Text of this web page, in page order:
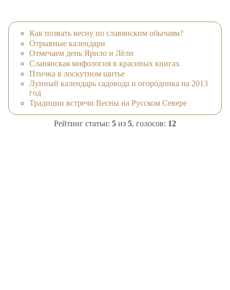
Как позвать весну по славянским обычаям?
Отрывные календари
Отмечаем день Ярило и Лёли
Славянская мифология в красивых книгах
Птичка в лоскутном шитье
Лунный календарь садовода и огородника на 2013
год
Традиции встречи Весны на Русском Севере
Рейтинг статьи: 5 из 5, голосов: 12